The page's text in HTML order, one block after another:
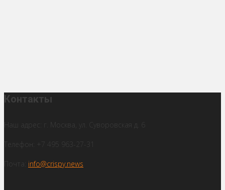
Контакты
Наш адрес: г. Москва, ул. Суворовская д. 6
Телефон: +7 495 963-27-31
Почта: info@crispy.news